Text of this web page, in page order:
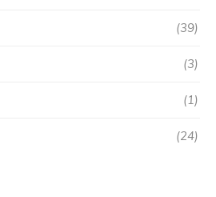
(39)
(3)
(1)
(24)